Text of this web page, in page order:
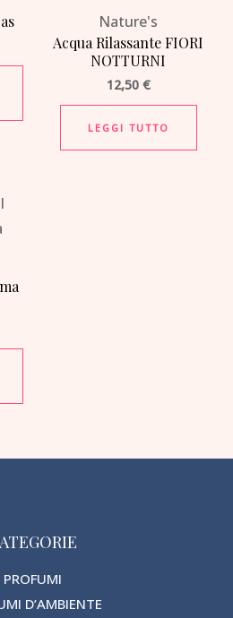
Nature's
Acqua Rilassante FIORI
NOTTURNI
12,50 €
LEGGI TUTTO
PROFUMI
D’AMBIENTE